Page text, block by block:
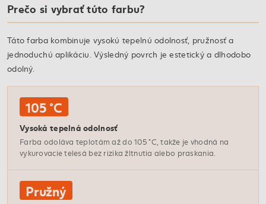
Prečo si vybrať túto farbu?
Táto farba kombinuje vysokú tepelnú odolnosť, pružnosť a
jednoduchú aplikáciu. Výsledný povrch je estetický a dlhodobo
odolný.
105 °C
Vysoká tepelná odolnosť
Farba odoláva teplotám až do 105 °C, takže je vhodná na
vykurovacie telesá bez rizika žltnutia alebo praskania.
Pružný